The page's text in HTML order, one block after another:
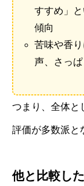
すすめ」
傾向
苦味や香
声、さっ
つまり、全体と
評価が多数派と
他と比較し